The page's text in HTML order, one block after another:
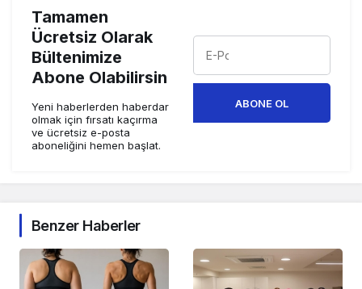
Tamamen
Ücretsiz Olarak
Bültenimize
Abone Olabilirsin
Yeni haberlerden haberdar
olmak için fırsatı kaçırma
ve ücretsiz e-posta
aboneliğini hemen başlat.
ABONE OL
Benzer Haberler